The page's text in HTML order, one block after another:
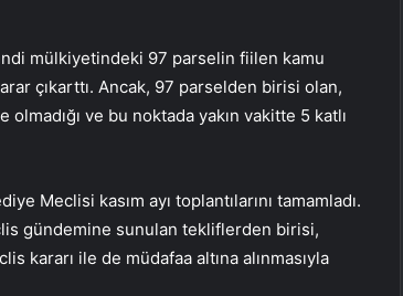
mülkiyetindeki 97 parselin fiilen kamu
çıkarttı. Ancak, 97 parselden birisi olan,
ve bu noktada yakın vakitte 5 katlı
Meclisi kasım ayı toplantılarını tamamladı.
gündemine sunulan tekliflerden birisi,
kararı ile de müdafaa altına alınmasıyla